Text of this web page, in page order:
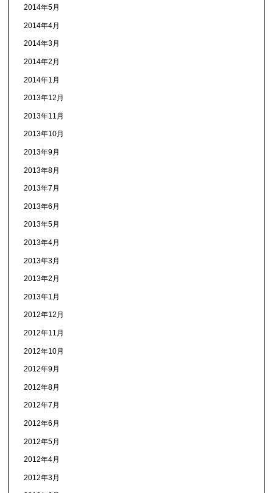
2014年5月
2014年4月
2014年3月
2014年2月
2014年1月
2013年12月
2013年11月
2013年10月
2013年9月
2013年8月
2013年7月
2013年6月
2013年5月
2013年4月
2013年3月
2013年2月
2013年1月
2012年12月
2012年11月
2012年10月
2012年9月
2012年8月
2012年7月
2012年6月
2012年5月
2012年4月
2012年3月